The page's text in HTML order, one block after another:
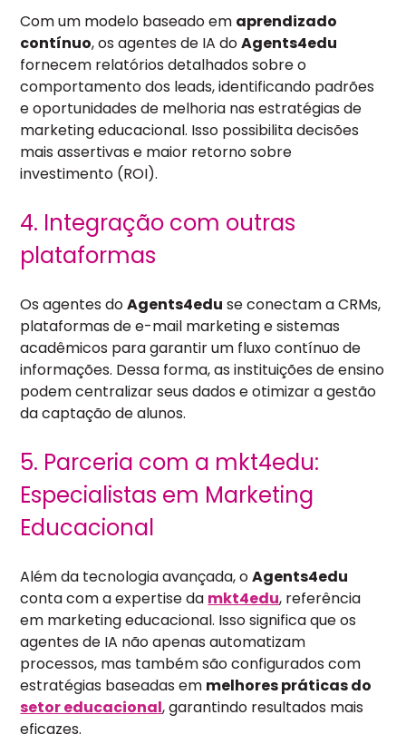
Com um modelo baseado em aprendizado
contínuo, os agentes de IA doAgents4edu
fornecem relatórios detalhados sobre o
comportamento dos leads, identificando padrões
e oportunidades de melhoria nas estratégias de
marketing educacional. Isso possibilita decisões
mais assertivas e maior retorno sobre
investimento (ROI).
4. Integração com outras
plataformas
Os agentes doAgents4edu se conectam a CRMs,
plataformas de e-mail marketing e sistemas
acadêmicos para garantir um fluxo contínuo de
informações. Dessa forma, as instituições de ensino
podem centralizar seus dados e otimizar a gestão
da captação de alunos.
5. Parceria com a mkt4edu:
Especialistas em Marketing
Educacional
Além da tecnologia avançada, oAgents4edu
conta com a expertise da mkt4edu, referência
em marketing educacional. Isso significa que os
agentes de IA não apenas automatizam
processos, mas também são configurados com
estratégias baseadas em melhores práticas do
setor educacional, garantindo resultados mais
eficazes.